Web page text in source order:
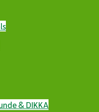
& DIKKA